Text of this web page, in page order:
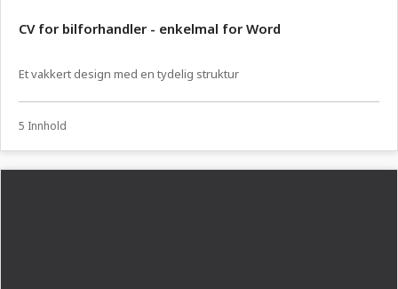
CV for bilforhandler - enkelmal for Word
Et vakkert design med en tydelig struktur
5 Innhold